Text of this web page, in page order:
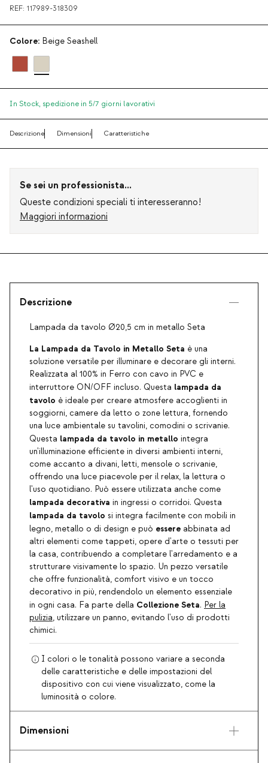
REF: 117989-318309
Colore: Beige Seashell
In Stock, spedizione in 5/7 giorni lavorativi
Descrizione Dimensioni Caratteristiche
Se sei un professionista...
Queste condizioni speciali ti interesseranno!
Maggiori informazioni
Descrizione
Lampada da tavolo Ø20,5 cm in metallo Seta
La Lampada da Tavolo in Metallo Seta è una
soluzione versatile per illuminare e decorare gli interni.
Realizzata al 100% in Ferro con cavo in PVC e
interruttore ON/OFF incluso. Questa lampada da
tavolo è ideale per creare atmosfere accoglienti in
soggiorni, camere da letto o zone lettura, fornendo
una luce ambientale su tavolini, comodini o scrivanie.
Questa lampada da tavolo in metallo integra
un'illuminazione efficiente in diversi ambienti interni,
come accanto a divani, letti, mensole o scrivanie,
offrendo una luce piacevole per il relax, la lettura o
l'uso quotidiano. Può essere utilizzata anche come
lampada decorativa in ingressi o corridoi. Questa
lampada da tavolo si integra facilmente con mobili in
legno, metallo o di design e può essere abbinata ad
altri elementi come tappeti, opere d'arte o tessuti per
la casa, contribuendo a completare l'arredamento e a
strutturare visivamente lo spazio. Un pezzo versatile
che offre funzionalità, comfort visivo e un tocco
decorativo in più, rendendolo un elemento essenziale
in ogni casa. Fa parte della Collezione Seta. Per la
pulizia, utilizzare un panno, evitando l'uso di prodotti
chimici.
I colori o le tonalità possono variare a seconda
delle caratteristiche e delle impostazioni del
dispositivo con cui viene visualizzato, come la
luminosità o colore.
Dimensioni